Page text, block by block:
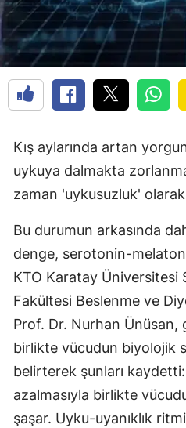
Kış aylarında artan
uykuya dalmakta
zaman 'uykusuzluk'
Bu durumun arkasında
denge, serotonin-
KTO Karatay Üniversitesi
Fakültesi Beslenme ve
Prof. Dr. Nurhan Ünüsan,
birlikte vücudun biyolojik
belirterek şunları kaydetti:
azalmasıyla birlikte
şaşar. Uyku-uyanıklık